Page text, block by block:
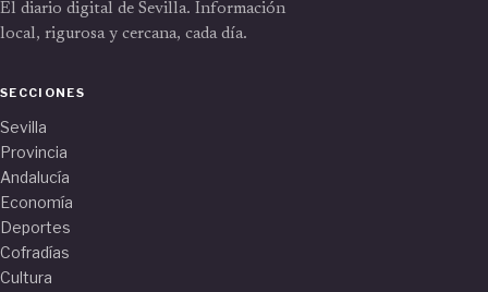
El diario digital de Sevilla. Información
local, rigurosa y cercana, cada día.
SECCIONES
Sevilla
Provincia
Andalucía
Economía
Deportes
Cofradías
Cultura